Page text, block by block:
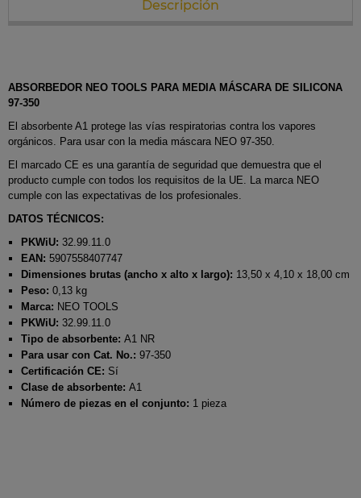
Descripción
ABSORBEDOR NEO TOOLS PARA MEDIA MÁSCARA DE SILICONA
97-350
El absorbente A1 protege las vías respiratorias contra los vapores
orgánicos. Para usar con la media máscara NEO 97-350.
El marcado CE es una garantía de seguridad que demuestra que el
producto cumple con todos los requisitos de la UE. La marca NEO
cumple con las expectativas de los profesionales.
DATOS TÉCNICOS:
PKWiU: 32.99.11.0
EAN: 5907558407747
Dimensiones brutas (ancho x alto x largo): 13,50 x 4,10 x 18,00 cm
Peso: 0,13 kg
Marca: NEO TOOLS
PKWiU: 32.99.11.0
Tipo de absorbente: A1 NR
Para usar con Cat. No.: 97-350
Certificación CE: Sí
Clase de absorbente: A1
Número de piezas en el conjunto: 1 pieza